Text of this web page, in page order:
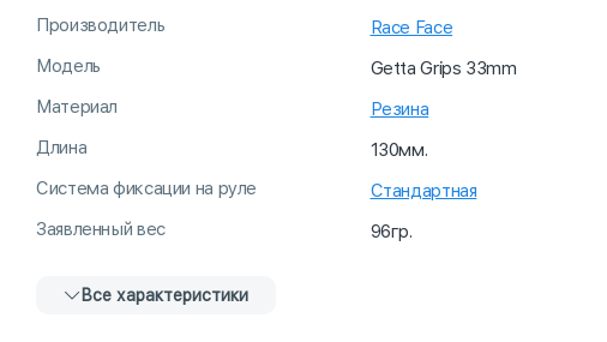
Производитель
Race Face
Модель
Getta Grips 33mm
Материал
Резина
Длина
130мм.
Система фиксации на руле
Стандартная
Заявленный вес
96гр.
Все характеристики